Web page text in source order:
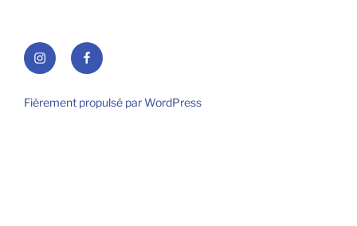
InstagramFacebook
Fièrement propulsé par WordPress